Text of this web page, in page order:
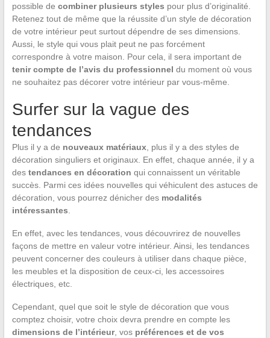
possible de combiner plusieurs styles pour plus d’originalité.
Retenez tout de même que la réussite d’un style de décoration
de votre intérieur peut surtout dépendre de ses dimensions.
Aussi, le style qui vous plait peut ne pas forcément
correspondre à votre maison. Pour cela, il sera important de
tenir compte de l’avis du professionnel du moment où vous
ne souhaitez pas décorer votre intérieur par vous-même.
Surfer sur la vague des
tendances
Plus il y a de nouveaux matériaux, plus il y a des styles de
décoration singuliers et originaux. En effet, chaque année, il y a
des tendances en décoration qui connaissent un véritable
succès. Parmi ces idées nouvelles qui véhiculent des astuces de
décoration, vous pourrez dénicher des modalités
intéressantes
En effet, avec les tendances, vous découvrirez de nouvelles
façons de mettre en valeur votre intérieur. Ainsi, les tendances
peuvent concerner des couleurs à utiliser dans chaque pièce,
les meubles et la disposition de ceux-ci, les accessoires
électriques, etc.
Cependant, quel que soit le style de décoration que vous
comptez choisir, votre choix devra prendre en compte les
dimensions de l’intérieur, vos préférences et de vos